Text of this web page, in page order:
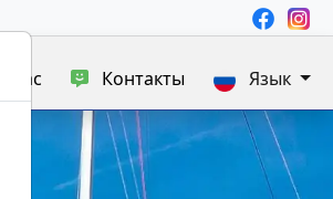
О нас Контакты Язык